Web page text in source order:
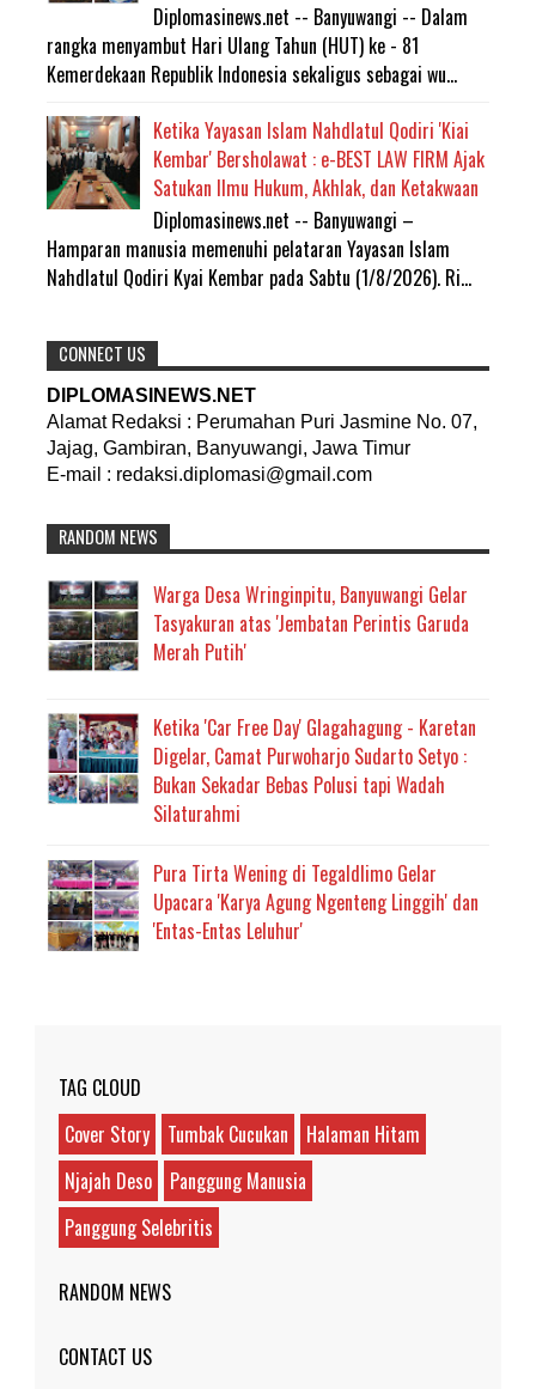
Diplomasinews.net -- Banyuwangi -- Dalam
rangka menyambut Hari Ulang Tahun (HUT) ke - 81
Kemerdekaan Republik Indonesia sekaligus sebagai wu...
Ketika Yayasan Islam Nahdlatul Qodiri 'Kiai
Kembar' Bersholawat : e-BEST LAW FIRM Ajak
Satukan Ilmu Hukum, Akhlak, dan Ketakwaan
Diplomasinews.net -- Banyuwangi –
Hamparan manusia memenuhi pelataran Yayasan Islam
Nahdlatul Qodiri Kyai Kembar pada Sabtu (1/8/2026). Ri...
CONNECT US
DIPLOMASINEWS.NET
Alamat Redaksi : Perumahan Puri Jasmine No. 07,
Jajag, Gambiran, Banyuwangi, Jawa Timur
E-mail : redaksi.diplomasi@gmail.com
RANDOM NEWS
Warga Desa Wringinpitu, Banyuwangi Gelar
Tasyakuran atas 'Jembatan Perintis Garuda
Merah Putih'
Ketika 'Car Free Day' Glagahagung - Karetan
Digelar, Camat Purwoharjo Sudarto Setyo :
Bukan Sekadar Bebas Polusi tapi Wadah
Silaturahmi
Pura Tirta Wening di Tegaldlimo Gelar
Upacara 'Karya Agung Ngenteng Linggih' dan
'Entas-Entas Leluhur'
TAG CLOUD
Cover Story
Tumbak Cucukan
Halaman Hitam
Njajah Deso
Panggung Manusia
Panggung Selebritis
RANDOM NEWS
CONTACT US